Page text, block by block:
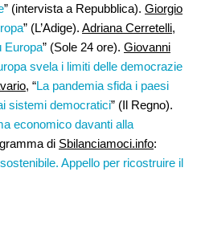
” (intervista a Repubblica). Giorgio
” (L’Adige). Adriana Cerretelli,
Europa” (Sole 24 ore). Giovanni
svela i limiti delle democrazie
, “La pandemia sfida i paesi
sistemi democratici” (Il Regno).
economico davanti alla
di Sbilanciamoci.info:
Appello per ricostruire il